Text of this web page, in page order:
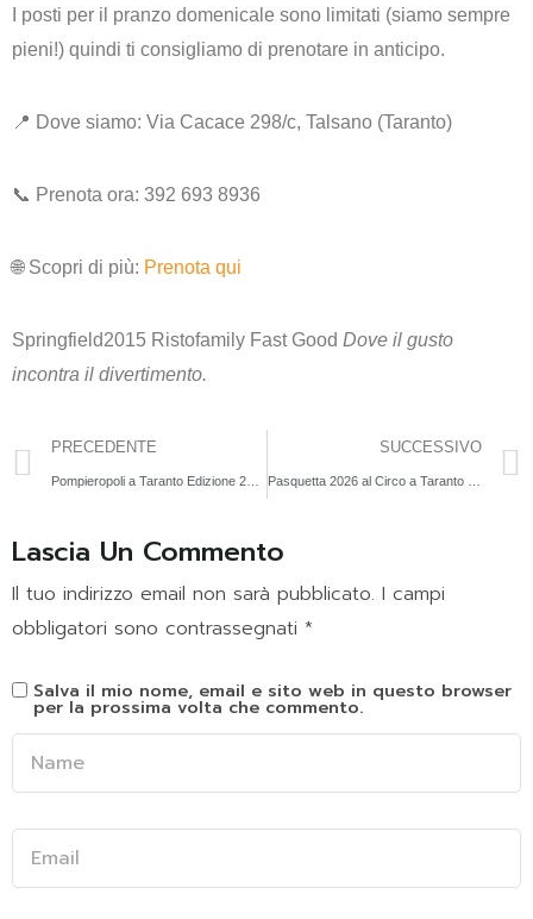
I posti per il pranzo domenicale sono limitati (siamo sempre
pieni!) quindi ti consigliamo di prenotare in anticipo.
📍 Dove siamo: Via Cacace 298/c, Talsano (Taranto)
📞 Prenota ora: 392 693 8936
🌐 Scopri di più: Prenota qui
Springfield2015 Ristofamily Fast Good Dove il gusto
incontra il divertimento.
PRECEDENTE SUCCESSIVO
Lascia Un Commento
Il tuo indirizzo email non sarà pubblicato. I campi
obbligatori sono contrassegnati *
Salva il mio nome, email e sito web in questo browser
per la prossima volta che commento.